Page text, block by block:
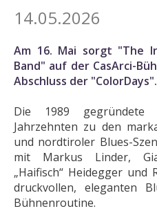
14.05.2026
Am 16. Mai sorgt "The
Band" auf der CasArci-
Abschluss der "ColorDays".
Die 1989
Jahrzehnten zu den
und nordtiroler Blues-
mit Markus Linder,
„Haifisch“ Heidegger
druckvollen, eleganten
Bühnenroutine.